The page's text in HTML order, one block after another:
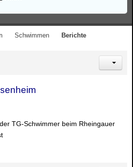
Schwimmen Berichte
TG-Schwimmer beim Rheingauer